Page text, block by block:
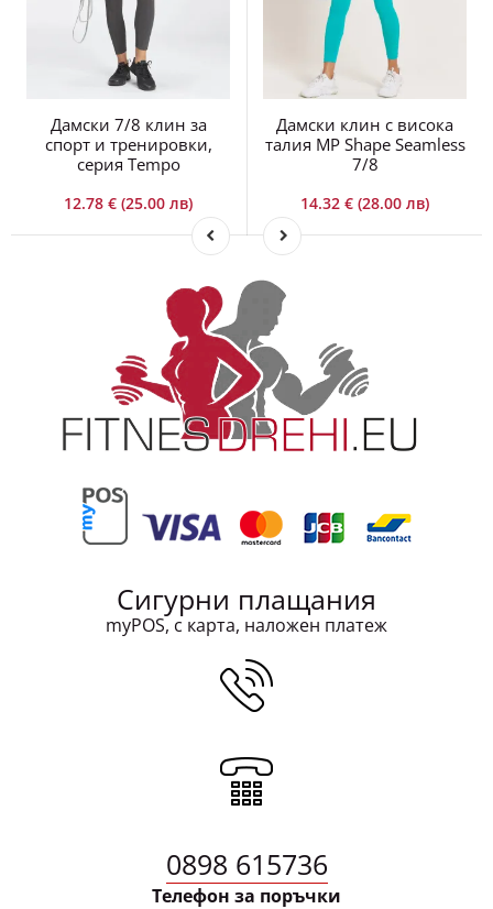
Дамски 7/8 клин за
спорт и тренировки,
серия Tempo
12.78 € (25.00 лв)
Дамски клин с висока
талия MP Shape Seamless
7/8
14.32 € (28.00 лв)
Сигурни плащания
myPOS, с карта, наложен платеж
0898 615736
Телефон за поръчки